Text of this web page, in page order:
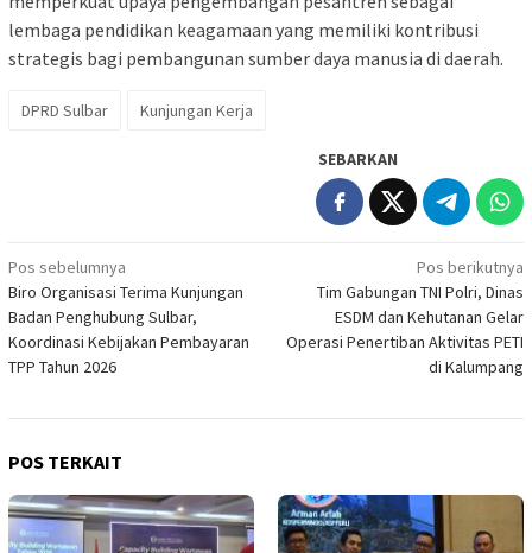
lembaga pendidikan keagamaan yang memiliki kontribusi
strategis bagi pembangunan sumber daya manusia di daerah.
DPRD Sulbar Kunjungan Kerja
SEBARKAN
Navigasi
pos
Pos sebelumnya
Biro Organisasi Terima Kunjungan
Badan Penghubung Sulbar,
Koordinasi Kebijakan Pembayaran
TPP Tahun 2026
Pos berikutnya
Tim Gabungan TNI Polri, Dinas
ESDM dan Kehutanan Gelar
Operasi Penertiban Aktivitas PETI
di Kalumpang
POS TERKAIT